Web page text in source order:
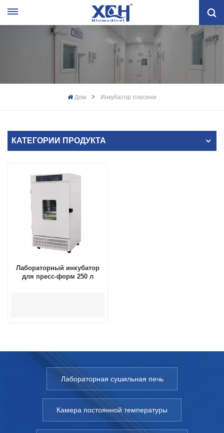
Дом Инкубатор плесени
КАТЕГОРИИ ПРОДУКТА
Лабораторный инкубатор
для пресс-форм 250 л
Лабораторная сушильная печь
Камера постоянной температуры